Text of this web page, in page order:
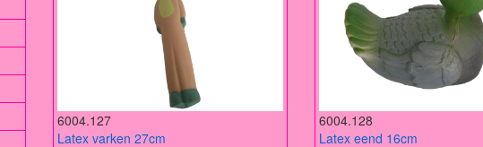
6004.127
Latex varken 27cm
6004.128
Latex eend 16cm